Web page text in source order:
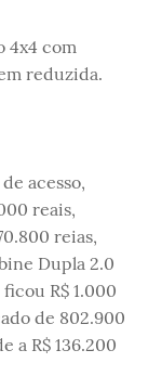
4x4 com
reduzida.
acesso,
reais,
reias,
Dupla 2.0
R$ 1.000
de 802.900
a R$ 136.200